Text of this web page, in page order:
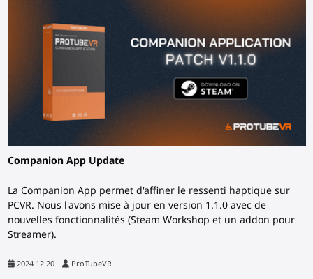
Companion App Update
La Companion App permet d'affiner le ressenti haptique sur
PCVR. Nous l'avons mise à jour en version 1.1.0 avec de
nouvelles fonctionnalités (Steam Workshop et un addon pour
Streamer).
2024 12 20 ProTubeVR